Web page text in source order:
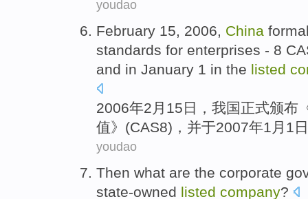
youdao
February 15, 2006, China
standards for enterprises - 8
and in January 1 in the listed
2006年2月 15 日， 我国正式颁布
值》(CAS8)， 并于2007年1 月1
youdao
Then what are the corporate
state-owned listed company?